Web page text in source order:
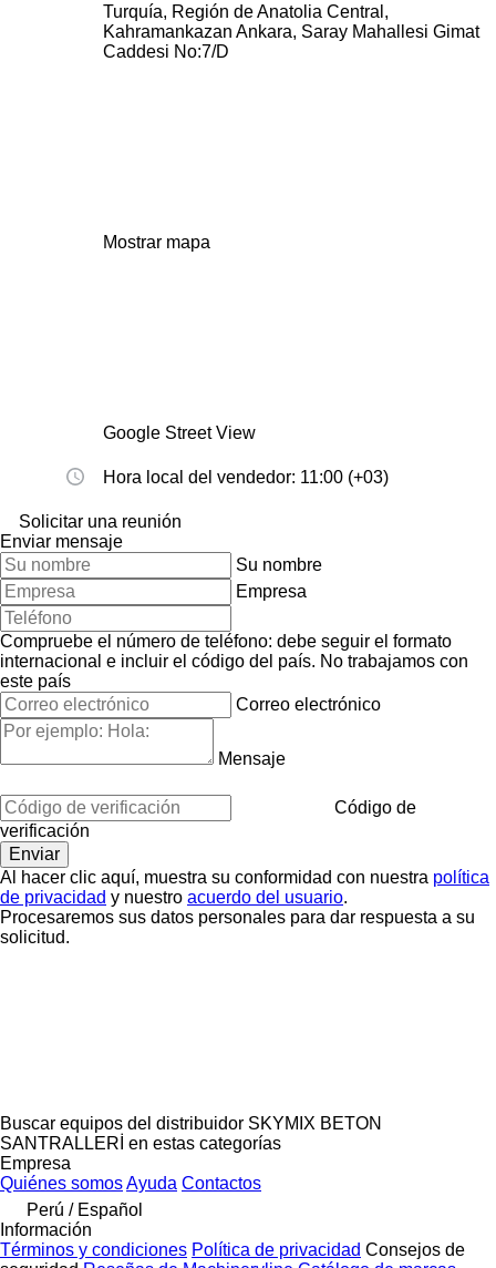
Turquía, Región de Anatolia Central,
Kahramankazan Ankara, Saray Mahallesi Gimat
Caddesi No:7/D
Mostrar mapa
Google Street View
Hora local del vendedor: 11:00 (+03)
Solicitar una reunión
Enviar mensaje
Su nombre
Empresa
Compruebe el número de teléfono: debe seguir el formato
internacional e incluir el código del país. No trabajamos con
este país
Correo electrónico
Mensaje
Código de
verificación
Al hacer clic aquí, muestra su conformidad con nuestra política
de privacidad y nuestro acuerdo del usuario.
Procesaremos sus datos personales para dar respuesta a su
solicitud.
Buscar equipos del distribuidor SKYMIX BETON
SANTRALLERİ en estas categorías
Empresa
Quiénes somosAyuda Contactos
Perú / Español
Información
Términos y condiciones Política de privacidad Consejos de